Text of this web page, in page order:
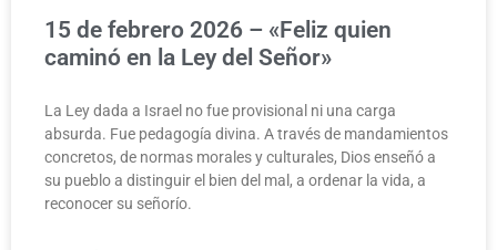
15 de febrero 2026 – «Feliz quien
caminó en la Ley del Señor»
La Ley dada a Israel no fue provisional ni una carga
absurda. Fue pedagogía divina. A través de mandamientos
concretos, de normas morales y culturales, Dios enseñó a
su pueblo a distinguir el bien del mal, a ordenar la vida, a
reconocer su señorío.